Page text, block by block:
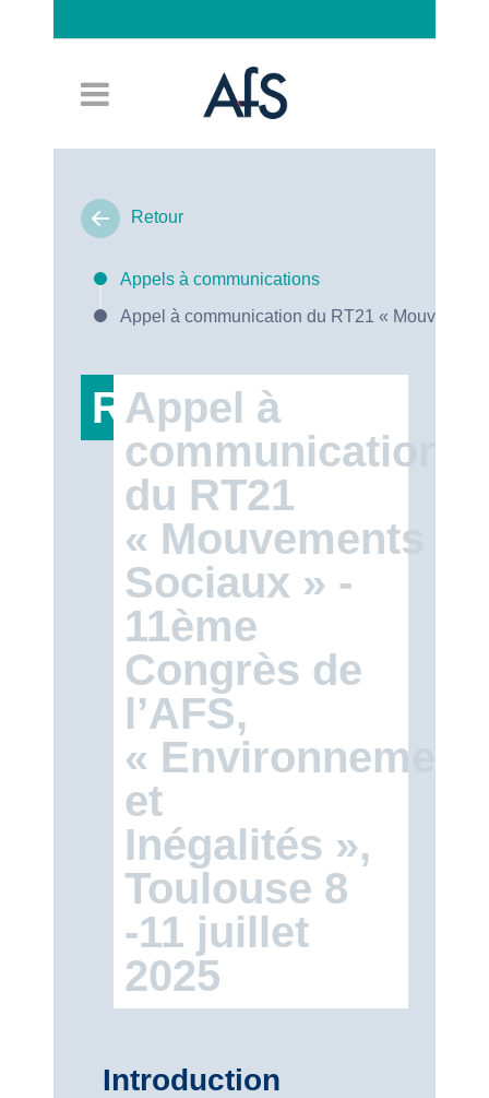
Retour
Appels à communications
Appel à communication du RT21 «
RT21
Appel à
communication
du RT21
« Mouvements
Sociaux » -
11ème
Congrès de
l’AFS,
«
et
Inégalités »,
Toulouse 8
-11 juillet
2025
Introduction